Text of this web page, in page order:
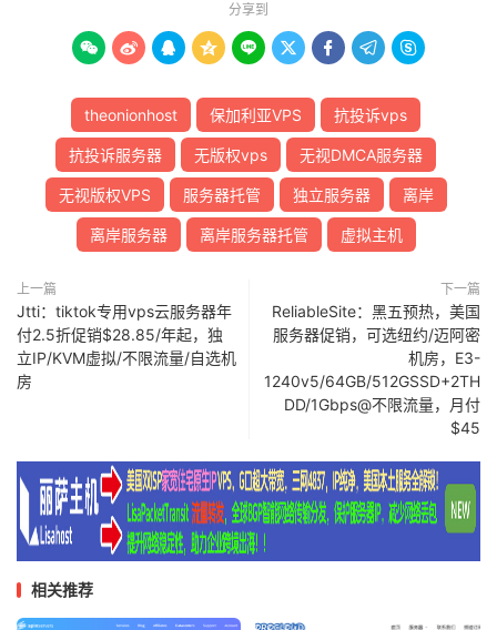
分享到
        
theonionhost 保加利亚VPS 抗投诉vps
抗投诉服务器 无版权vps 无视DMCA服务器
无视版权VPS 服务器托管 独立服务器 离岸
离岸服务器 离岸服务器托管 虚拟主机
上一篇
Jtti：tiktok专用vps云服务器年
付2.5折促销$28.85/年起，独
立IP/KVM虚拟/不限流量/自选机
房
下一篇
ReliableSite：黑五预热，美国
服务器促销，可选纽约/迈阿密
机房，E3-
1240v5/64GB/512GSSD+2TH
DD/1Gbps@不限流量，月付
$45
相关推荐